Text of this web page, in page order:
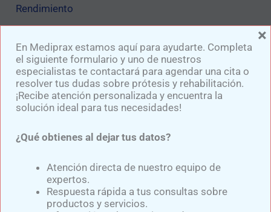
Rendimiento
mundo de las extremidades artificiales gracias a
sus propiedades de resistencia y ligereza. Este tipo
de prótesis ofrece una opción ideal para quienes
buscan durabilidad y rendimiento sin sacrificar
comodidad. En Mediprax apoyamos a los pacientes
combinando diseño personalizado y tecnología
Accesibilidad En Prótesis De Pierna
La impresión 3D protésica representa una de las
En Mediprax estamos aquí para ayudarte. Completa
el siguiente formulario y uno de nuestros
especialistas te contactará para agendar una cita o
resolver tus dudas sobre prótesis y rehabilitación.
¡Recibe atención personalizada y encuentra la
solución ideal para tus necesidades!
¿Qué obtienes al dejar tus datos?
Atención directa de nuestro equipo de
expertos.
Respuesta rápida a tus consultas sobre
productos y servicios.
×